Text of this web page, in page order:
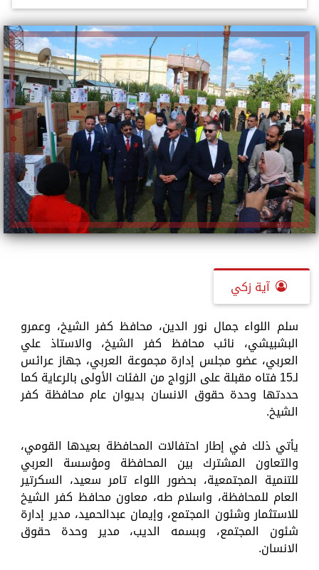
آية زكي
سلم اللواء جمال نور الدين، محافظ كفر الشيخ، وعمرو
البشبيشي، نائب محافظ كفر الشيخ، والاستاذ علي
العربي، عضو مجلس إدارة مجموعة العربي، جهاز عرائس
لـ15 فتاه مقبلة على الزواج من الفئات الأولى بالرعاية كما
حددتها وحدة حقوق الانسان بديوان عام محافظة كفر
الشيخ.
يأتي ذلك في إطار احتفالات المحافظة بعيدها القومي،
والتعاون المشترك بين المحافظة ومؤسسة العربي
للتنمية المجتمعية، بحضور اللواء تامر سعيد، السكرتير
العام للمحافظة، واسلام طه، معاون محافظ كفر الشيخ
للاستثمار وشئون المجتمع، وإيمان عبدالحميد، مدير إدارة
شئون المجتمع، وبسمه الديب، مدير وحدة حقوق
الانسان.